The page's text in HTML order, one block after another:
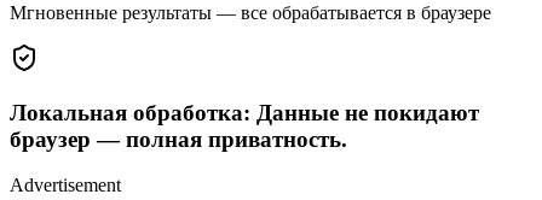
Мгновенные результаты — все обрабатывается в браузере
Локальная обработка: Данные не покидают
браузер — полная приватность.
Advertisement